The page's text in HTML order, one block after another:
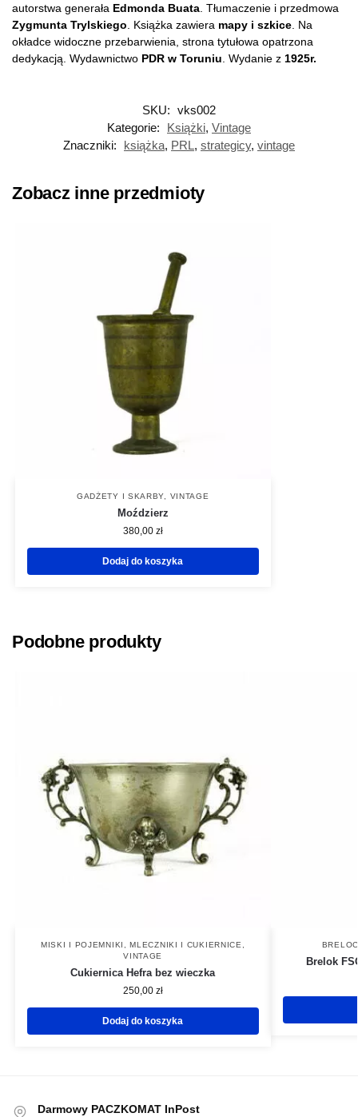
autorstwa generała Edmonda Buata . Tłumaczenie i przedmowa
Zygmunta Trylskiego . Książka zawiera mapy i szkice . Na
okładce widoczne przebarwienia, strona tytułowa opatrzona
dedykacją. Wydawnictwo PDR w Toruniu . Wydanie z 1925r.
SKU: vks002
Kategorie:
Książki, Vintage
Znaczniki:
książka, PRL, strategicy, vintage
Zobacz inne przedmioty
GADŻETY I SKARBY, VINTAGE
Moździerz
380,00 zł
Dodaj do koszyka
Podobne produkty
MISKI I POJEMNIKI ,MLECZNIKI I CUKIERNICE,
VINTAGE
Cukiernica Hefra bez wieczka
250,00 zł
Dodaj do koszyka
Brelok
Darmowy PACZKOMAT InPost